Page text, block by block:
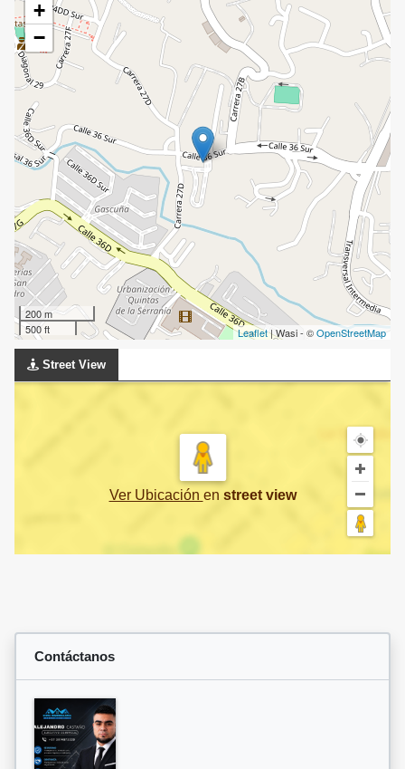
+
−
200 m
500 ft
Leaflet| Wasi - ©OpenStreetMap
Street View
Ver Ubicación en street view
Contáctanos